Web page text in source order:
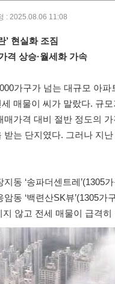
: 2025.08.06 11:08
’ 현실화 조짐
격 상승·월세화 가속
가구가 넘는 대규모 아파
세 매물이 씨가 말랐다. 규
매가격 대비 절반 정도의
받는 단지였다. 그러나 지
동 ‘송파더센트레’(1305
동 ‘백련산SK뷰’(1305가
않고 전세 매물이 급격히